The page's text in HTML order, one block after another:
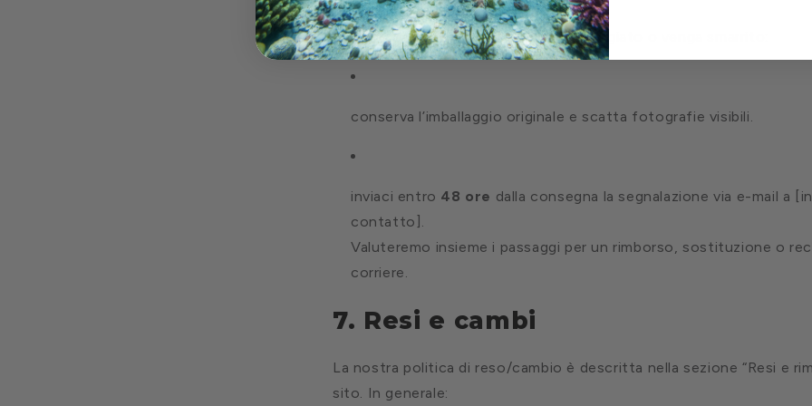
Nel raro caso che il pacco arrivi danneggiato o venga smarrito:
conserva l’imballaggio originale e scatta fotografie visibili.
inviaci entro 48 ore dalla consegna la segnalazione via e-mail a
contatto].
Valuteremo insieme i passaggi per un rimborso, sostituzione o
corriere.
7. Resi e cambi
La nostra politica di reso/cambio è descritta nella sezione “Resi e
sito. In generale: